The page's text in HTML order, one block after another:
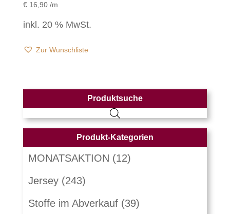
€16,90/m
inkl. 20 % MwSt.
Zur Wunschliste
Produktsuche
Produkt-Kategorien
MONATSAKTION (12)
Jersey (243)
Stoffe im Abverkauf (39)